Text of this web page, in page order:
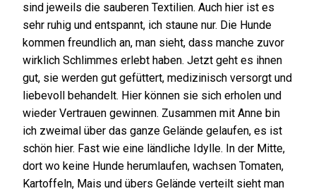
sind jeweils die sauberen Textilien. Auch hier ist es
sehr ruhig und entspannt, ich staune nur. Die Hunde
kommen freundlich an, man sieht, dass manche zuvor
wirklich Schlimmes erlebt haben. Jetzt geht es ihnen
gut, sie werden gut gefüttert, medizinisch versorgt und
liebevoll behandelt. Hier können sie sich erholen und
wieder Vertrauen gewinnen. Zusammen mit Anne bin
ich zweimal über das ganze Gelände gelaufen, es ist
schön hier. Fast wie eine ländliche Idylle. In der Mitte,
dort wo keine Hunde herumlaufen, wachsen Tomaten,
Kartoffeln, Mais und übers Gelände verteilt sieht man